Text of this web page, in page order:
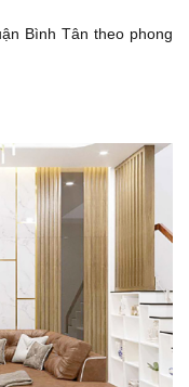
Bình Tân theo phong